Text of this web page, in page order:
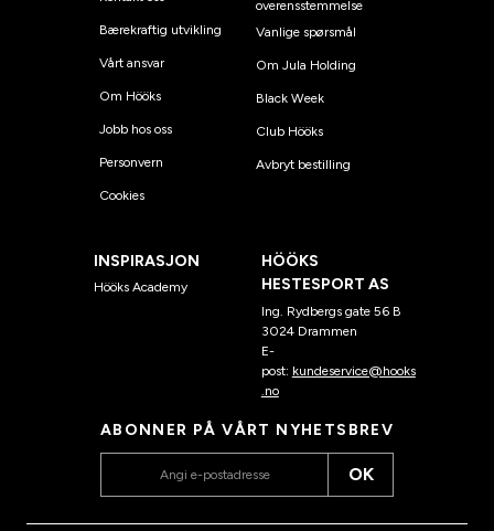
Bærekraftig utvikling
Vårt ansvar
Om Hööks
Jobb hos oss
Personvern
Cookies
overensstemmelse
Vanlige spørsmål
Om Jula Holding
Black Week
Club Hööks
Avbryt bestilling
INSPIRASJON
Hööks Academy
HÖÖKS
HESTESPORT AS
Ing. Rydbergs gate 56 B
3024 Drammen
E-
post: kundeservice@hooks
.no
ABONNER PÅ VÅRT NYHETSBREV
OK